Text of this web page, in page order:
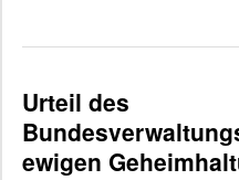
Urteil des
ewigen